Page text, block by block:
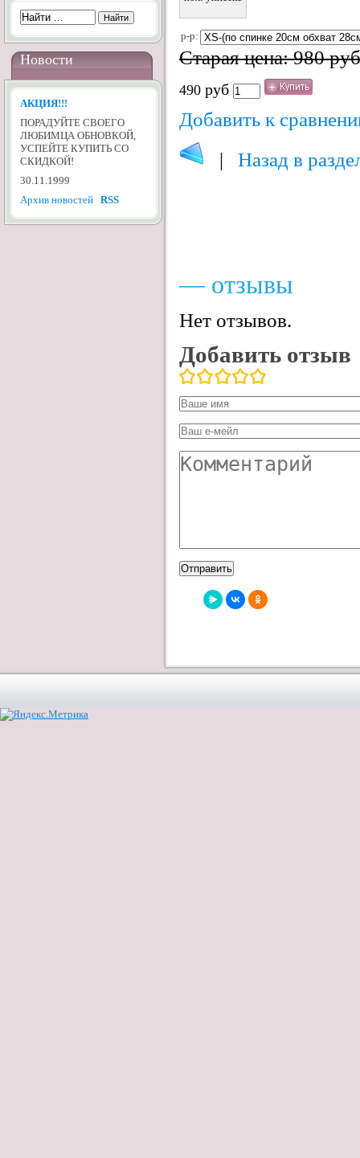
Новости
АКЦИЯ!!!
ПОРАДУЙТЕ СВОЕГО
ЛЮБИМЦА ОБНОВКОЙ,
УСПЕЙТЕ КУПИТЬ СО
СКИДКОЙ!
30.11.1999
Архив новостей RSS
р-р:
Старая цена: 980 руб
490 руб
Добавить к
| Назад в
— отзывы
Нет отзывов.
Добавить отзыв